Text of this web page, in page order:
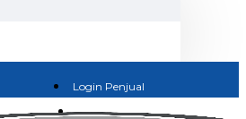
Login Penjual
Jadi Penjual